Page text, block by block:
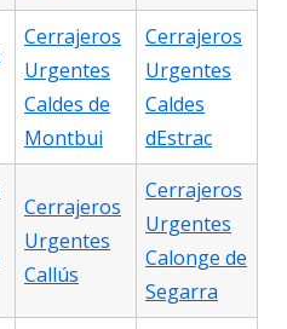
Cerrajeros
Urgentes
Caldes de
Montbui
Cerrajeros
Urgentes
Caldes
dEstrac
Cerrajeros
Urgentes
Callús
Cerrajeros
Urgentes
Calonge de
Segarra